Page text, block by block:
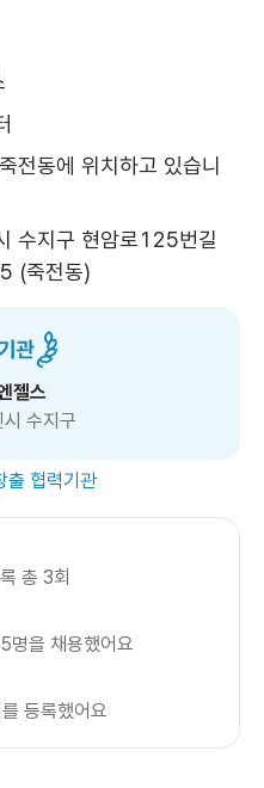
전동에 위치하고 있습니
수지구 현암로125번길
(죽전동)
젤스
수지구
출 협력기관
총 3회
명을 채용했어요
등록했어요